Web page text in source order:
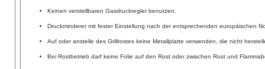
Keinen verstellbaren Gasdruckregler benutzen.
Druckminderer mit fester Einstellung nach der entsprechenden europäischen
Auf oder anstelle des Grillrostes keine Metallplatte verwenden, die nicht
Bei Rostbetrieb darf keine Folie auf den Rost oder zwischen Rost und